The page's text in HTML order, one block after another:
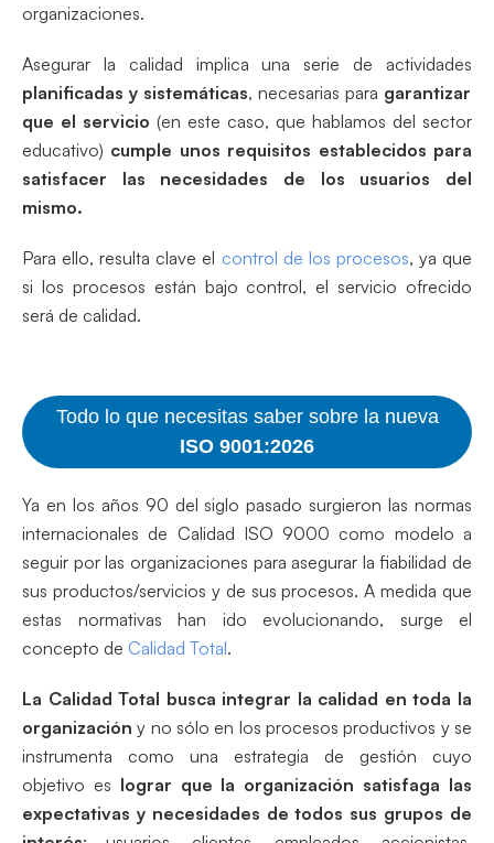
organizaciones.
Asegurar la calidad implica una serie de actividades
planificadas y sistemáticas, necesarias para garantizar
que el servicio (en este caso, que hablamos del sector
educativo) cumple unos requisitos establecidos para
satisfacer las necesidades de los usuarios del
mismo.
Para ello, resulta clave el control de los procesos, ya que
si los procesos están bajo control, el servicio ofrecido
será de calidad.
Todo lo que necesitas saber sobre la nueva
ISO 9001:2026
Ya en los años 90 del siglo pasado surgieron las normas
internacionales de Calidad ISO 9000 como modelo a
seguir por las organizaciones para asegurar la fiabilidad de
sus productos/servicios y de sus procesos. A medida que
estas normativas han ido evolucionando, surge el
concepto de Calidad Total.
La Calidad Total busca integrar la calidad en toda la
organización y no sólo en los procesos productivos y se
instrumenta como una estrategia de gestión cuyo
objetivo es lograr que la organización satisfaga las
expectativas y necesidades de todos sus grupos de